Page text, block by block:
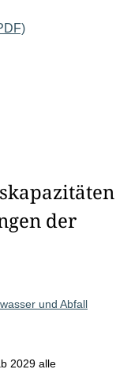
der
und Abfall
2029 alle